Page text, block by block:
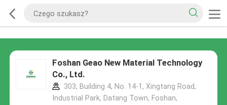
Foshan Geao New Material Technology
Co., Ltd.
303, Building 4, No. 14-1, Xingtang Road,
Industrial Park, Datang Town, Foshan,